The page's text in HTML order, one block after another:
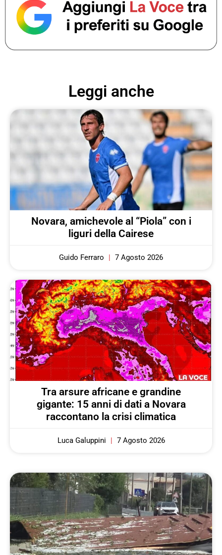
Leggi anche
Novara, amichevole al “Piola” con i
liguri della Cairese
Guido Ferraro 7 Agosto 2026
Tra arsure africane e grandine
gigante: 15 anni di dati a Novara
raccontano la crisi climatica
Luca Galuppini 7 Agosto 2026